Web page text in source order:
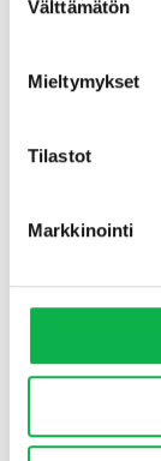
valinta
Välttämätön
Mieltymykset
Tilastot
Markkinointi